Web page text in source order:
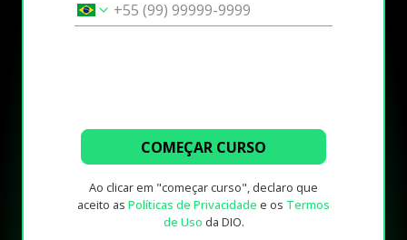
COMEÇAR CURSO
Ao clicar em "começar curso", declaro que
aceito as Políticas de Privacidade e os Termos
de Uso da DIO.